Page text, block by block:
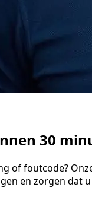
30
of foutcode?
en zorgen dat